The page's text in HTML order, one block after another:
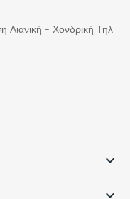
- Χονδρική Τηλ.
